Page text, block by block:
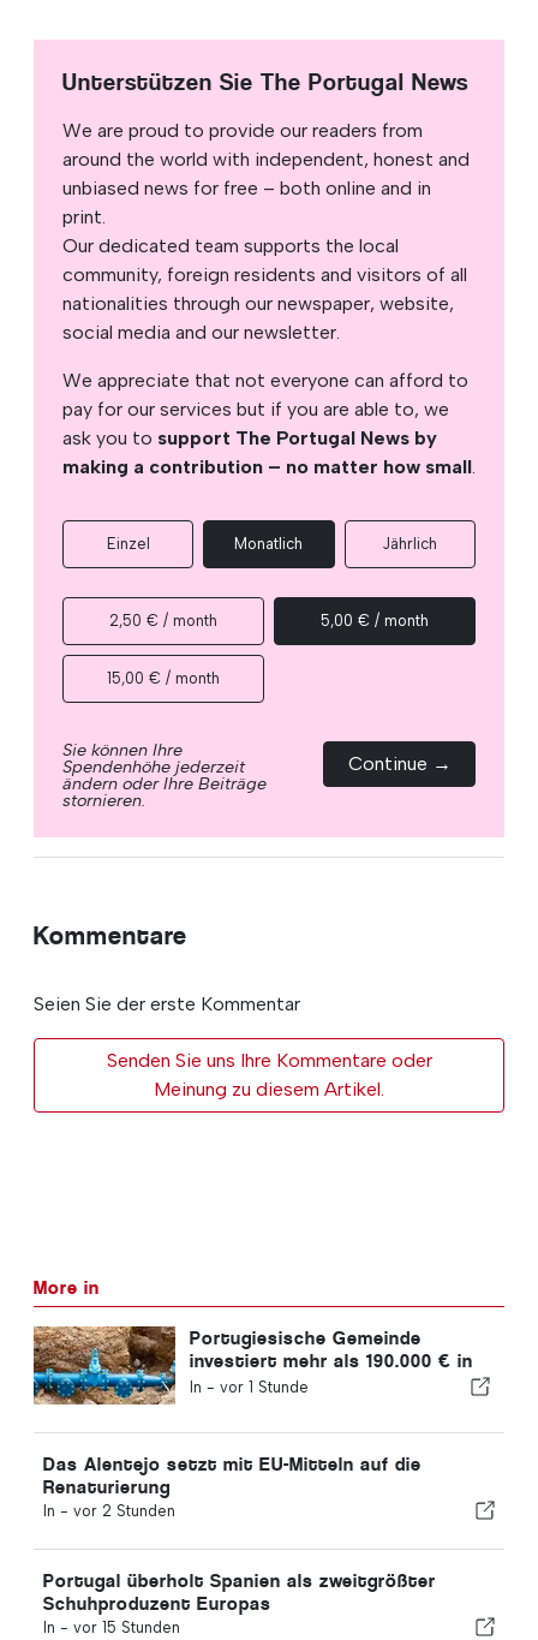
Unterstützen Sie The Portugal News
We are proud to provide our readers from
around the world with independent, honest and
unbiased news for free – both online and in
print.
Our dedicated team supports the local
community, foreign residents and visitors of all
nationalities through our newspaper, website,
social media and our newsletter.
We appreciate that not everyone can afford to
pay for our services but if you are able to, we
ask you to support The Portugal News by
making a contribution – no matter how small.
Einzel Monatlich Jährlich
2,50 € / month 5,00 € / month
15,00 € / month
Sie können Ihre
Spendenhöhe jederzeit
ändern oder Ihre Beiträge
stornieren.
Continue →
Kommentare
Seien Sie der erste Kommentar
Senden Sie uns Ihre Kommentare oder
Meinung zu diesem Artikel.
More in
Portugiesische Gemeinde
investiert mehr als 190.000 € in
die Wasserversorgung
In - vor 1 Stunde
Das Alentejo setzt mit EU-Mitteln auf die
Renaturierung
In - vor 2 Stunden
Portugal überholt Spanien als zweitgrößter
Schuhproduzent Europas
In - vor 15 Stunden